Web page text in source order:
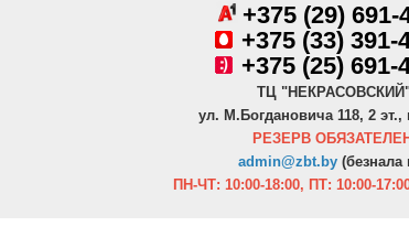
+375 (29) 691-
+375 (33) 391-
+375 (25) 691-
ТЦ
ул. М.Богдановича 118, 2 эт.,
РЕЗЕРВ
admin@zbt.by (безнала
ПН-ЧТ: 10:00-18:00, ПТ: 10:00-